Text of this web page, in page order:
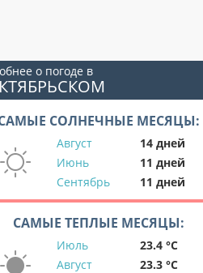
о погоде в
СОЛНЕЧНЫЕ МЕСЯЦЫ:
Август
14 дней
Июнь
11 дней
Сентябрь
11 дней
САМЫЕ ТЕПЛЫЕ МЕСЯЦЫ:
Июль
23.4 °C
Август
23.3 °C